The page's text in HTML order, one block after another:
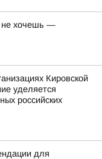
хочешь —
Кировской
уделяется
российских
для